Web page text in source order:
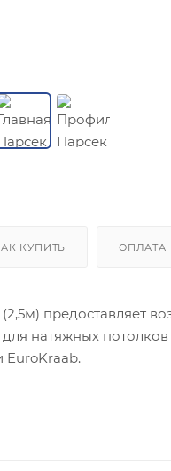
КУПИТЬ ОПЛАТА
предоставляет
натяжных
EuroKraab.